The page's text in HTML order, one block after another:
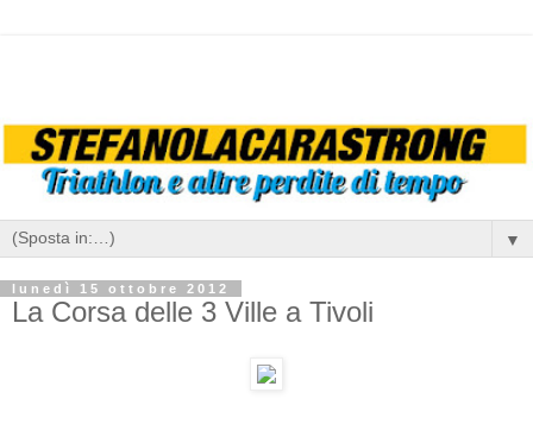
▼
lunedì 15 ottobre 2012
La Corsa delle 3 Ville a Tivoli